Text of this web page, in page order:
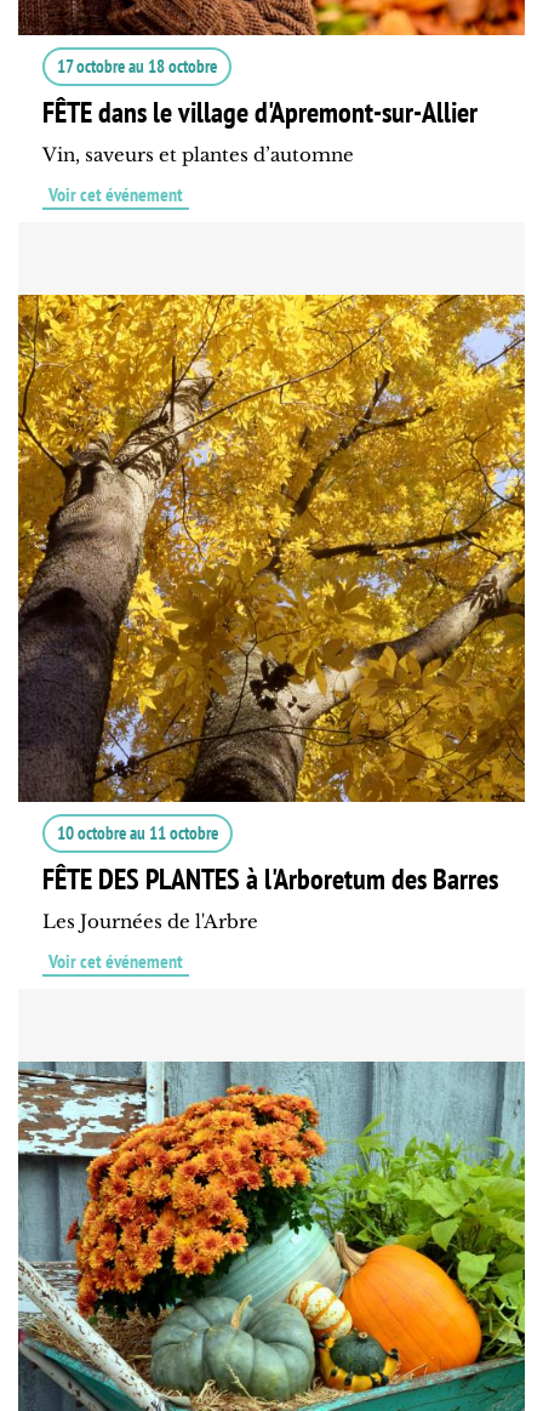
17 octobreau 18 octobre
FÊTE dans le village d'Apremont-sur-Allier
Vin, saveurs et plantes d’automne
Voir cet événement
10 octobreau 11 octobre
FÊTE DES PLANTES à l'Arboretum des Barres
Les Journées de l'Arbre
Voir cet événement